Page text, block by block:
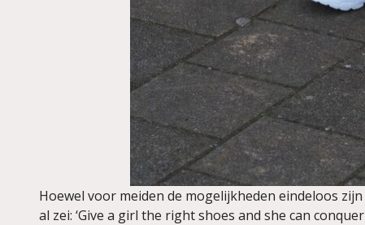
Hoewel voor meiden de mogelijkheden eindeloos
al zei: ‘Give a girl the right shoes and she can